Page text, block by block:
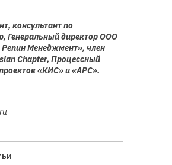
консультант по
Генеральный директор ООО
Менеджмент», член
Chapter, Процессный
«КИС» и «АРС».